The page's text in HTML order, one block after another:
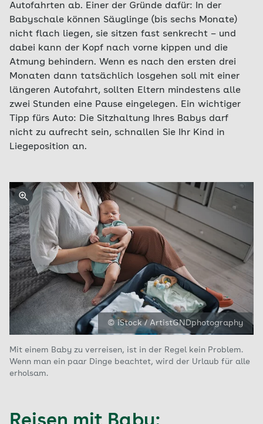
Autofahrten ab. Einer der Gründe dafür: In der
Babyschale können Säuglinge (bis sechs Monate)
nicht flach liegen, sie sitzen fast senkrecht – und
dabei kann der Kopf nach vorne kippen und die
Atmung behindern. Wenn es nach den ersten drei
Monaten dann tatsächlich losgehen soll mit einer
längeren Autofahrt, sollten Eltern mindestens alle
zwei Stunden eine Pause eingelegen. Ein wichtiger
Tipp fürs Auto: Die Sitzhaltung Ihres Babys darf
nicht zu aufrecht sein, schnallen Sie Ihr Kind in
Liegeposition an.
© iStock / ArtistGNDphotography
Mit einem Baby zu verreisen, ist in der Regel kein Problem.
Wenn man ein paar Dinge beachtet, wird der Urlaub für alle
erholsam.